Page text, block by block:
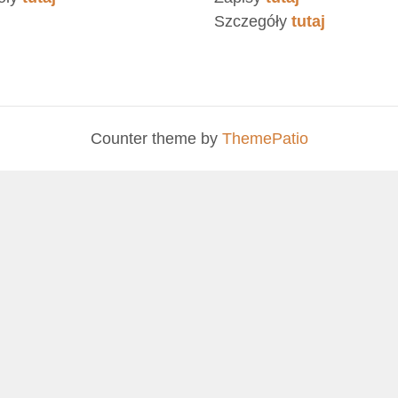
Szczegóły tutaj
Counter theme by ThemePatio